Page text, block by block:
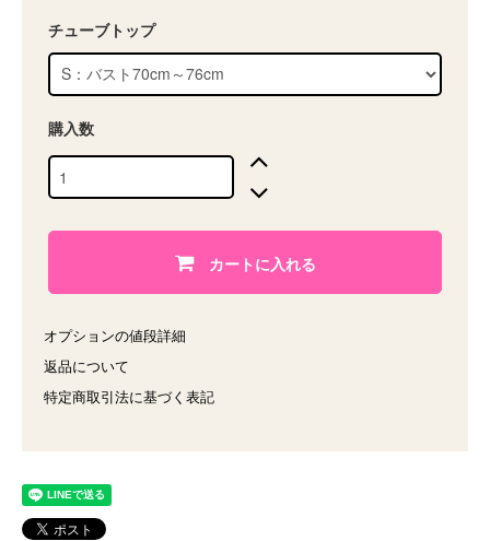
チューブトップ
購入数
カートに入れる
オプションの値段詳細
返品について
特定商取引法に基づく表記